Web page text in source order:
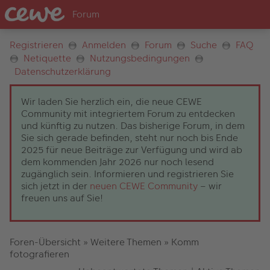
Registrieren Anmelden Forum Suche
FAQ
Netiquette
Nutzungsbedingungen
Datenschutzerklärung
Wir laden Sie herzlich ein, die neue CEWE
Community mit integriertem Forum zu entdecken
und künftig zu nutzen. Das bisherige Forum, in dem
Sie sich gerade befinden, steht nur noch bis Ende
2025 für neue Beiträge zur Verfügung und wird ab
dem kommenden Jahr 2026 nur noch lesend
zugänglich sein. Informieren und registrieren Sie
sich jetzt in der neuen CEWE Community – wir
freuen uns auf Sie!
Foren-Übersicht » Weitere Themen » Komm
fotografieren